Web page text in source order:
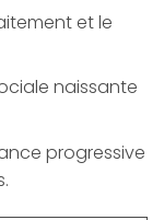
et le
naissante
progressive